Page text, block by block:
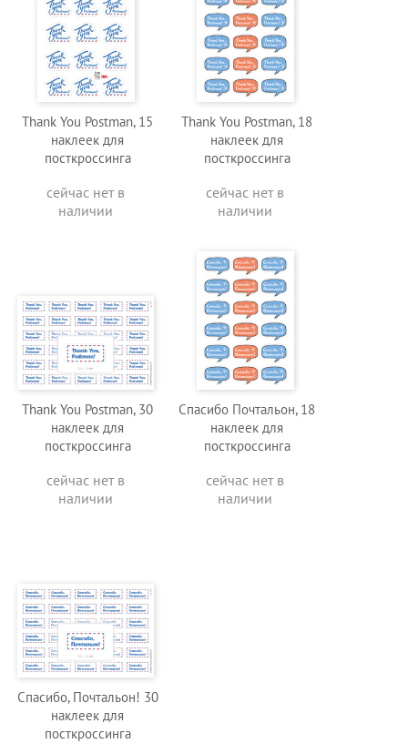
Thank You Postman, 15
наклеек для
посткроссинга
сейчас нет в
наличии
Thank You Postman, 18
наклеек для
посткроссинга
сейчас нет в
наличии
Thank You Postman, 30
наклеек для
посткроссинга
сейчас нет в
наличии
Спасибо Почтальон, 18
наклеек для
посткроссинга
сейчас нет в
наличии
Спасибо, Почтальон! 30
наклеек для
посткроссинга